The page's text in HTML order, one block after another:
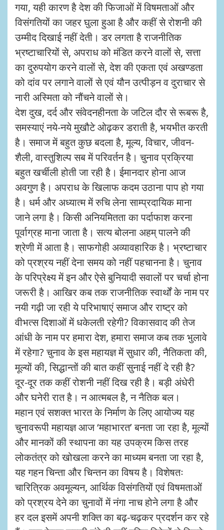
गया, यही कारण है देश की फिजाओं में विषमताओं और
विसंगतियों का जहर घुला हुआ है और कहीं से रोशनी की
उम्मीद दिखाई नहीं देती। डर लगता है राजनीतिक
भ्रष्टाचारियों से, अपराध को मंडित करने वालों से, सत्ता
का दुरुपयोग करने वालों से, देश की एकता एवं अखण्डता
को दांव पर लगाने वालों से एवं यौन उत्पीड़न व दुराचार से
नारी अस्मिता को नौंचने वालों से।
देश दुख, दर्द और संवेदनहीनता के जटिल दौर से रूबरू है,
समस्याएं नये-नये मुखौटे ओढ़कर डराती है, भयभीत करती
है। समाज में बहुत कुछ बदला है, मूल्य, विचार, जीवन-
शैली, वास्तुशिल्प सब में परिवर्तन है। चुनाव प्रक्रिया
बहुत खर्चीली होती जा रही है। ईमानदार होना आज
अवगुण है। अपराध के खिलाफ कदम उठाना पाप हो गया
है। धर्म और अध्यात्म में रुचि लेना साम्प्रदायिक माना
जाने लगा है। किसी अनियमितता का पर्दाफाश करना
पूर्वाग्रह माना जाता है। सत्य बोलना अहम् पालने की
श्रेणी में आता है। साफगोही अव्यावहारिक है। भ्रष्टाचार
को प्रश्रय नहीं देना समय को नहीं पहचानना है। चुनाव
के परिप्रेक्ष्य में इन और ऐसे बुनियादी सवालों पर चर्चा होना
जरूरी है। आखिर कब तक राजनीतिक स्वार्थों के नाम पर
नयी गढ़ी जा रही ये परिभाषाएं समाज और राष्ट्र को
वीभत्स दिशाओं में धकेलती रहेगी? विकासवाद की तेज
आंधी के नाम पर हमारा देश, हमारा समाज कब तक भुलावे
में रहेगा? चुनाव के इस महायज्ञ में सुधार की, नैतिकता की,
मूल्यों की, सिद्धान्तों की बात कहीं सुनाई नहीं दे रही है?
दूर-दूर तक कहीं रोशनी नहीं दिख रही है। बड़ी अंधेरी
और घनेरी रात है। न आत्मबल है, न नैतिक बल।
महान एवं सशक्त भारत के निर्माण के लिए आयोज्य यह
चुनावरूपी महायज्ञ आज ‘महाभारत’ बनता जा रहा है, मूल्यों
और मानकों की स्थापना का यह उपक्रम किस तरह
लोकतंत्र को खोखला करने का माध्यम बनता जा रहा है,
यह गहन चिन्ता और चिन्तन का विषय है। विशेषतः
चारित्रिक अवमूल्यन, आर्थिक विसंगतियों एवं विषमताओं
को प्रश्रय देने का चुनावों में नंगा नाच होने लगा है और
हर दल इसमें अपनी शक्ति का बढ़-चढ़कर प्रदर्शन कर रहे